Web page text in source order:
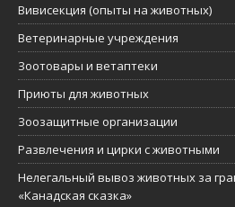
Вивисекция (опыты на животных)
Ветеринарные учреждения
Зоотовары и ветаптеки
Приюты для животных
Зоозащитные организации
Развлечения и цирки с животными
Нелегальный вывоз животных за
«Канадская сказка»